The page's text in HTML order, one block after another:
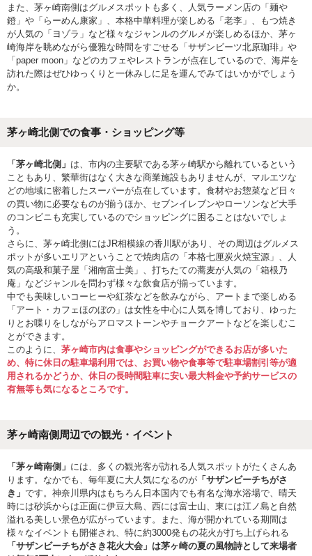
また、茅ヶ崎南側はグルメスポットも多く、人気ラーメン店の「麺や
鐙」や「らーめん康家」、本格中華料理が楽しめる「老李」、もつ焼き
が人気の「ヨゾラ」など様々なジャンルのグルメが楽しめるほか、茅ヶ
崎海岸を眺めながら優雅な時間をすごせる「サザンビーツ北原珈琲」や
「paper moon」などのカフェやレストランが点在しているので、海岸を
訪れた際はぜひゆっくりと一休みしに足を運んでみてはいかがでしょう
か。
茅ヶ崎北側での食事・ショッピング等
「茅ヶ崎北側」 は、市内の主要駅である茅ヶ崎駅から離れているという
こともあり、繁華街はなく大きな商業施設もありませんが、マルエツな
どの地域に密着したスーパーが点在しています。食材やお惣菜など日々
の買い物に必要なものが揃うほか、セブンイレブンやローソンなど大手
のコンビニも充実しているのでショッピングに困ることはないでしょ
う。
さらに、茅ヶ崎北側にはJR相模線の香川駅があり、その周辺はグルメス
ポットが多いエリアということで焼肉店の「本格七厘炭火焼宝源」、人
気の高級和菓子屋「湘南富士美」、打ちたての蕎麦が人気の「箱根乃
庵」などジャンルを問わず様々な飲食店が揃っています。
中でも美味しいコーヒーや紅茶などを飲みながら、アートまで楽しめる
「アート・カフェほのぼの」は女性を中心に人気を博しており、ゆった
りとお喋りをしながらアロマストーンやチョークアートなどを楽しむこ
とができます。
このように、 茅ヶ崎市内は食事やショッピングができるお店が多いた
め、特に休日の駐車場利用では、お買い物や食事等で駐車場割引等が適
用されるかどうか、休日の長時間駐車に安い最大料金や予約サービスの
有無等も気になるところです。
茅ヶ崎南側周辺での観光・イベント
「茅ヶ崎南側」 には、多くの観光客が訪れる人気スポットがたくさんあ
ります。なかでも、毎年夏に大人気になるのが 「サザンビーチちがさ
き」 です。神奈川県内はもちろん日本国内でも有名な海水浴場で、晴天
時には砂浜からは正面に伊豆大島、西には富士山、東には江ノ島と自然
溢れる美しい景色が広がっています。また、海が開かれている期間は
様々なイベントも開催され、特に約3000発もの花火が打ち上げられる
「サザンビーチちがさき花火大会」は茅ヶ崎の夏の風物詩として来場者